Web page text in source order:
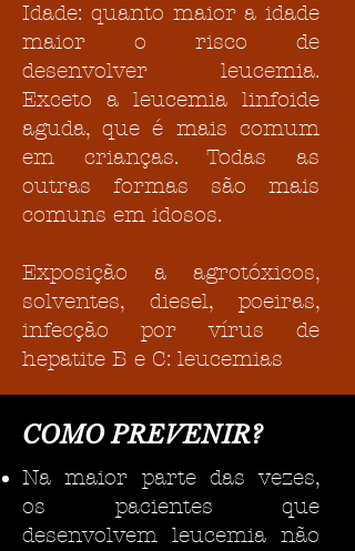
Idade: quanto maior a idade
maior o risco de
desenvolver leucemia.
Exceto a leucemia linfoide
aguda, que é mais comum
em crianças. Todas as
outras formas são mais
comuns em idosos.
Exposição a agrotóxicos,
solventes, diesel, poeiras,
infecção por vírus de
hepatite B e C: leucemias
COMO PREVENIR?
Na maior parte das vezes,
os pacientes que
desenvolvem leucemia não